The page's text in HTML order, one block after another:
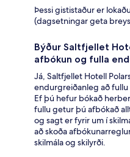
Þessi gististaður er
(dagsetningar geta
Býður Saltfjellet
afbókun og fulla
Já, Saltfjellet Hotell
endurgreiðanleg að
Ef þú hefur bókað
fullu getur þú afbókað
og sagt er fyrir um í
að skoða
skilmála og skilyrði.